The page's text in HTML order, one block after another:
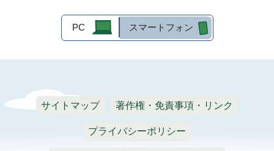
PC スマートフォン
サイトマップ 著作権・免責事項・リンク
プライバシーポリシー